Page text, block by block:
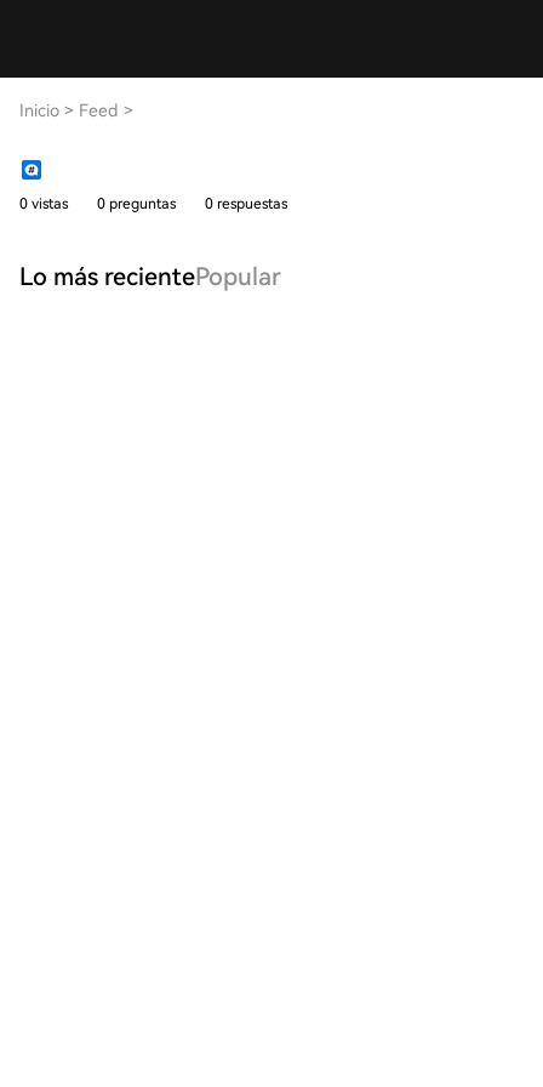
Inicio > Feed >
0 vistas 0 preguntas 0 respuestas
Lo más recientePopular